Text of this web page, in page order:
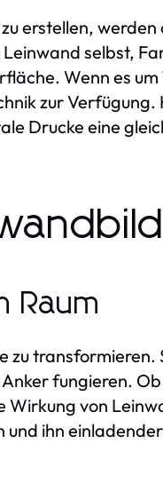
erstellen,
selbst,
Wenn es
zur
Drucke eine
Raum
transformieren.
fungieren.
von
und ihn